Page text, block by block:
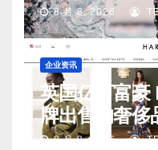
8 月 8, 2026
企业资讯
英国亿万富
牌出售的奢
Nichols 正陷
8 月 8, 2026